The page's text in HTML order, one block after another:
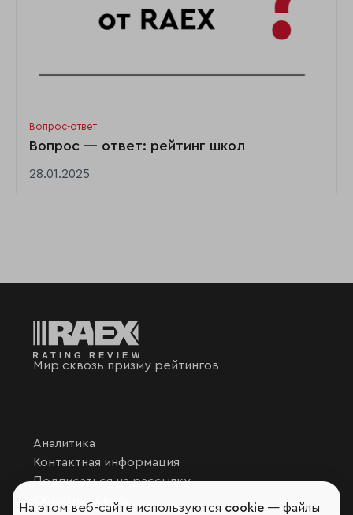
Вопрос-ответ
Вопрос — ответ: рейтинг школ
28.01.2025
Мир сквозь призму рейтингов
Аналитика
Контактная информация
Подписаться на рассылку
Обратная связь
На этом веб-сайте используются cookie — файлы